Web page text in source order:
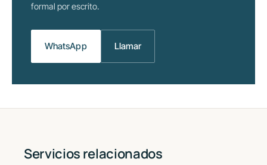
formal por escrito.
WhatsApp Llamar
Servicios relacionados